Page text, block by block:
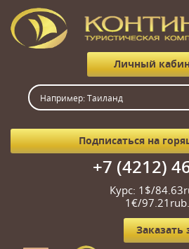
Личный
Подписаться на
+7 (4212)
Курс: 1$/
1€/97.21rub.
Заказать